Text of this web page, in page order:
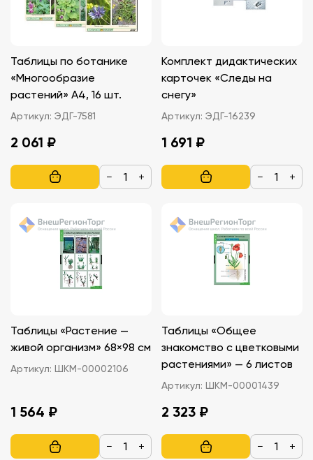
Таблицы по ботанике
«Многообразие
растений» A4, 16 шт.
Артикул: ЭДГ-7581
2 061 ₽
− +
Комплект дидактических
карточек «Следы на
снегу»
Артикул: ЭДГ-16239
1 691 ₽
− +
Таблицы «Растение —
живой организм» 68×98 см
Артикул: ШКМ-00002106
1 564 ₽
− +
Таблицы «Общее
знакомство с цветковыми
растениями» — 6 листов
Артикул: ШКМ-00001439
2 323 ₽
− +